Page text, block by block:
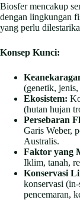
Biosfer mencakup
dengan lingkungan
yang perlu
Konsep Kunci:
(genetik, jenis,
Ekosistem:
(hutan hujan
Persebaran
Garis Weber,
Australis.
Faktor yang
Iklim, tanah,
Konservasi
konservasi
pencemaran,